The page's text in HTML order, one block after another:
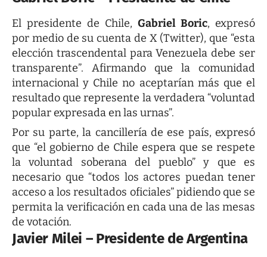
El presidente de Chile, Gabriel Boric, expresó
por medio de su cuenta de X (Twitter), que “esta
elección trascendental para Venezuela debe ser
transparente”. Afirmando que la comunidad
internacional y Chile no aceptarían más que el
resultado que represente la verdadera “voluntad
popular expresada en las urnas”.
Por su parte, la cancillería de ese país, expresó
que “el gobierno de Chile espera que se respete
la voluntad soberana del pueblo” y que es
necesario que “todos los actores puedan tener
acceso a los resultados oficiales” pidiendo que se
permita la verificación en cada una de las mesas
de votación.
Javier Milei – Presidente de Argentina